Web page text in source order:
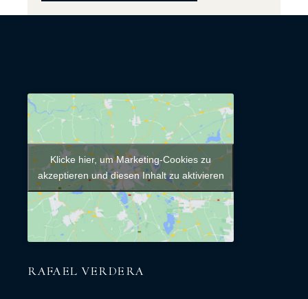
Klicke hier, um Marketing-Cookies zu
akzeptieren und diesen Inhalt zu aktivieren
RAFAEL VERDERA